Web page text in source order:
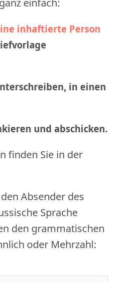
einfach:
inhaftierte Person
in einen
und abschicken.
finden Sie in der
Absender des
Sprache
den grammatischen
oder Mehrzahl: